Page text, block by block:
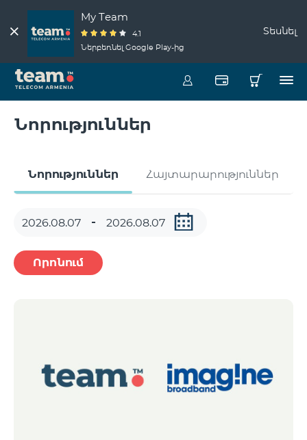
My Team
4.1
Ներբեռնել Google Play-ից
Տեսնել
Նորություններ
Նորություններ Հայտարարություններ
Որոնում